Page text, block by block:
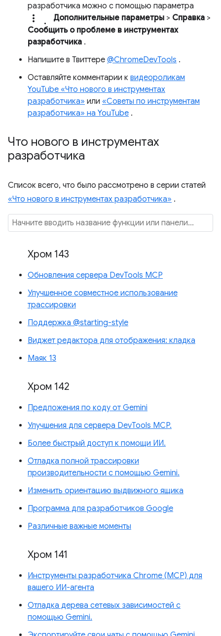
разработчика можно с помощью параметра
more_vert. Дополнительные параметры > Справка >
Сообщить о проблеме в инструментах
разработчика .
Напишите в Твиттере @ChromeDevTools .
Оставляйте комментарии к видеороликам
YouTube «Что нового в инструментах
разработчика» или «Советы по инструментам
разработчика» на YouTube .
Что нового в инструментах
разработчика
Список всего, что было рассмотрено в серии статей
«Что нового в инструментах разработчика» .
Хром 143
Обновления сервера DevTools MCP
Улучшенное совместное использование
трассировки
Поддержка @starting-style
Виджет редактора для отображения: кладка
Маяк 13
Хром 142
Предложения по коду от Gemini
Улучшения для сервера DevTools MCP.
Более быстрый доступ к помощи ИИ.
Отладка полной трассировки
производительности с помощью Gemini.
Изменить ориентацию выдвижного ящика
Программа для разработчиков Google
Различные важные моменты
Хром 141
Инструменты разработчика Chrome (MCP) для
вашего ИИ-агента
Отладка дерева сетевых зависимостей с
помощью Gemini.